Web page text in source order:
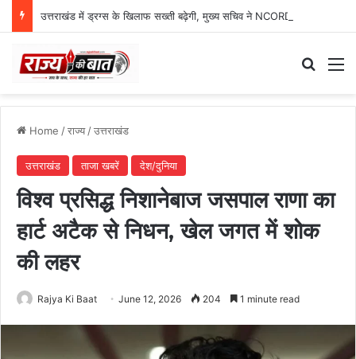
Home /राज्य/उत्तराखंड
उत्तराखंड ताजा खबरें देश/दुनिया
विश्व प्रसिद्ध निशानेबाज जसपाल राणा का
हार्ट अटैक से निधन, खेल जगत में शोक
की लहर
Rajya Ki Baat June 12, 2026 204 1 minute read